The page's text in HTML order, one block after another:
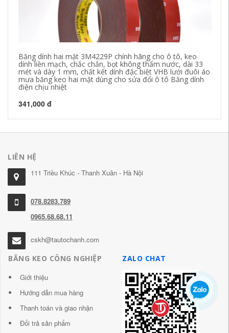
Băng dính hai mặt 3M4229P chính hãng cho ô tô, keo
dính liền mạch, chắc chắn, bọt không thấm nước, dài 33
mét và dày 1 mm, chất kết dính đặc biệt VHB lưới đuôi áo
mưa băng keo hai mặt dùng cho sửa đổi ô tô Băng dính
điện chịu nhiệt
341,000 đ
LIÊN HỆ
111 Triều Khúc - Thanh Xuân - Hà Nội
078.8283.789
0965.68.68.11
cskh@tautochanh.com
BĂNG KEO CÔNG NGHIỆP
Giới thiệu
Hướng dẫn mua hàng
Thanh toán và giao nhận
Đổi trả sản phẩm
ZALO CHAT